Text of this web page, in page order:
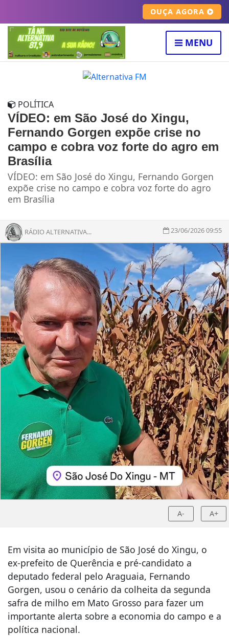
OUÇA AGORA
MENU
POLÍTICA
VÍDEO: em São José do Xingu,
Fernando Gorgen expõe crise no
campo e cobra voz forte do agro em
Brasília
VÍDEO: em São José do Xingu, Fernando Gorgen
expõe crise no campo e cobra voz forte do agro
em Brasília
RÁDIO ALTERNATIVA... 23/06/2026 09:55
A- A+
Em visita ao município de São José do Xingu, o
ex-prefeito de Querência e pré-candidato a
deputado federal pelo Araguaia, Fernando
Gorgen, usou o cenário da colheita da segunda
safra de milho em Mato Grosso para fazer um
importante alerta sobre a economia do campo e a
política nacional.